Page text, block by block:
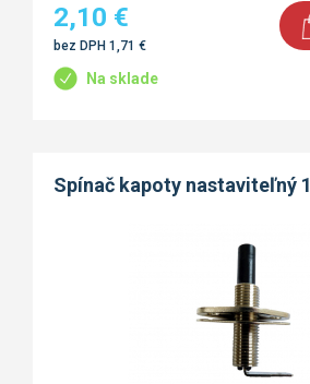
2,10 €
bez DPH 1,71 €
Na sklade
Spínač kapoty nastaviteľný 1